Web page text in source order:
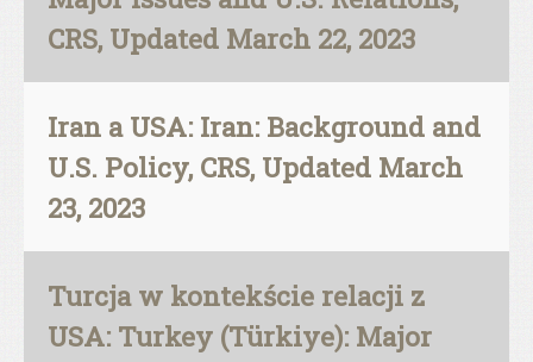
CRS, Updated March 22, 2023
Iran a USA: Iran: Background and
U.S. Policy, CRS, Updated March
23, 2023
Turcja w kontekście relacji z
USA: Turkey (Türkiye): Major